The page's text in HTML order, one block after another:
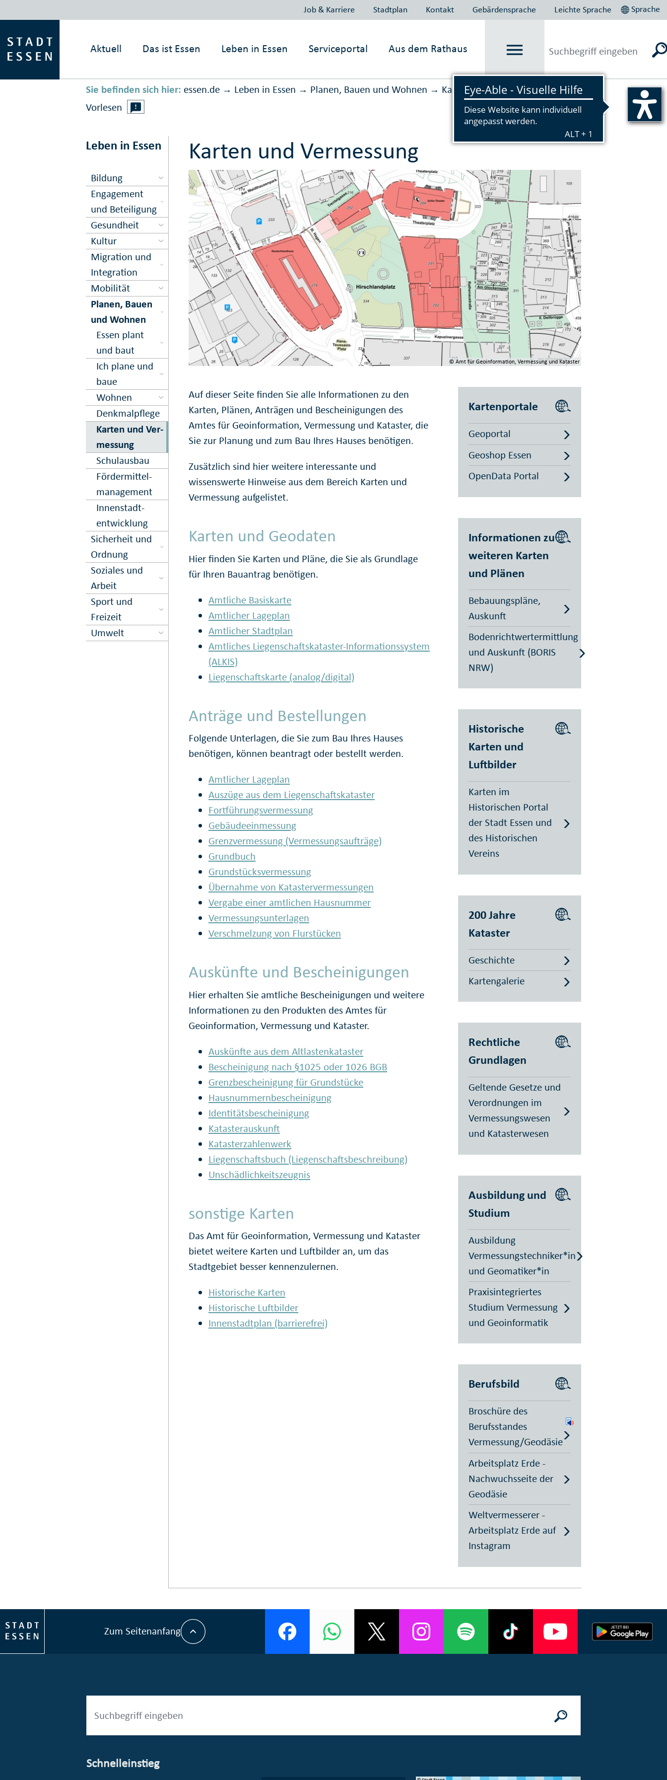
Job & Karriere Stadtplan Kontakt Gebärdensprache Leichte Sprache Sprache
Aktuell Das ist Essen Leben in Essen Serviceportal Aus dem Rathaus
Sie befinden sich hier: essen.de → Leben in Essen → Planen, Bauen und Wohnen → Karten und Ver­messung
Vorlesen
Leben in Essen
Bildung
Engagement
und Beteiligung
Gesundheit
Kultur
Migration und
Inte­gration
Mobilität
Planen, Bauen
und Wohnen
Essen plant
und baut
Ich plane und
baue
Wohnen
Denkmal­pflege
Karten und Ver­
messung
Schulausbau
Förder­mittel­
management
Innen­stadt­
entwick­lung
Sicher­heit und
Ord­nung
Soziales und
Arbeit
Sport und
Freizeit
Umwelt
Karten und Vermessung
© Amt für Geoinformation, Vermessung und Kataster
Auf dieser Seite finden Sie alle Informationen zu den
Karten, Plänen, Anträgen und Bescheinigungen des
Amtes für Geoinformation, Vermessung und Kataster, die
Sie zur Planung und zum Bau Ihres Hauses benötigen.
Zusätzlich sind hier weitere interessante und
wissenswerte Hinweise aus dem Bereich Karten und
Vermessung aufgelistet.
Karten und Geodaten
Hier finden Sie Karten und Pläne, die Sie als Grundlage
für Ihren Bauantrag benötigen.
Amtliche Basiskarte
Amtlicher Lageplan
Amtlicher Stadtplan
Amtliches Liegenschaftskataster-Informationssystem
(ALKIS)
Liegenschaftskarte (analog/digital)
Anträge und Bestellungen
Folgende Unterlagen, die Sie zum Bau Ihres Hauses
benötigen, können beantragt oder bestellt werden.
Amtlicher Lageplan
Auszüge aus dem Liegenschaftskataster
Fortführungsvermessung
Gebäudeeinmessung
Grenzvermessung (Vermessungsaufträge)
Grundbuch
Grundstücksvermessung
Übernahme von Katastervermessungen
Vergabe einer amtlichen Hausnummer
Vermessungsunterlagen
Verschmelzung von Flurstücken
Auskünfte und Bescheinigungen
Hier erhalten Sie amtliche Bescheinigungen und weitere
Informationen zu den Produkten des Amtes für
Geoinformation, Vermessung und Kataster.
Auskünfte aus dem Altlastenkataster
Bescheinigung nach §1025 oder 1026 BGB
Grenzbescheinigung für Grundstücke
Hausnummernbescheinigung
Identitätsbescheinigung
Katasterauskunft
Katasterzahlenwerk
Liegenschaftsbuch (Liegenschaftsbeschreibung)
Unschädlichkeitszeugnis
sonstige Karten
Das Amt für Geoinformation, Vermessung und Kataster
bietet weitere Karten und Luftbilder an, um das
Stadtgebiet besser kennenzulernen.
Historische Karten
Historische Luftbilder
Innenstadtplan (barrierefrei)
Kartenportale
Geoportal
Geoshop Essen
OpenData Portal
Informationen zu
weiteren Karten
und Plänen
Bebauungspläne,
Auskunft
Bodenrichtwertermittlung
und Auskunft (BORIS
NRW)
Historische
Karten und
Luftbilder
Karten im
Historischen Portal
der Stadt Essen und
des Historischen
Vereins
200 Jahre
Kataster
Geschichte
Kartengalerie
Rechtliche
Grundlagen
Geltende Gesetze und
Verordnungen im
Vermessungswesen
und Katasterwesen
Ausbildung und
Studium
Ausbildung
Vermessungstechniker*in
und Geomatiker*in
Praxisintegriertes
Studium Vermessung
und Geoinformatik
Berufsbild
Broschüre des
Berufsstandes
Vermessung/Geodäsie
Arbeitsplatz Erde -
Nachwuchsseite der
Geodäsie
Weltvermesserer -
Arbeitsplatz Erde auf
Instagram
Zum Seitenanfang
Schnelleinstieg